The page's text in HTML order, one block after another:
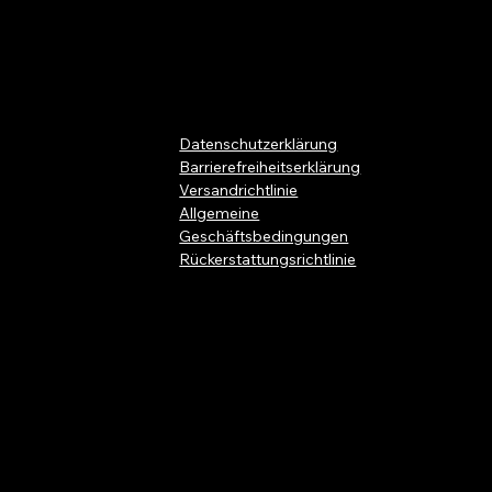
Datenschutzerklärung
Barrierefreiheitserklärung
Versandrichtlinie
Allgemeine
Geschäftsbedingungen
Rückerstattungsrichtlinie